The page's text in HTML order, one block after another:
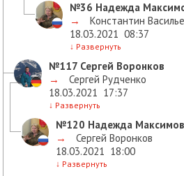
№36 Надежда
→
Константин
18.03.2021 08:37
↓ Развернуть
№117 Сергей Воронков
→
Сергей Рудченко
18.03.2021 17:37
↓ Развернуть
№120 Надежда
→
Сергей Воронков
18.03.2021 18:00
↓ Развернуть